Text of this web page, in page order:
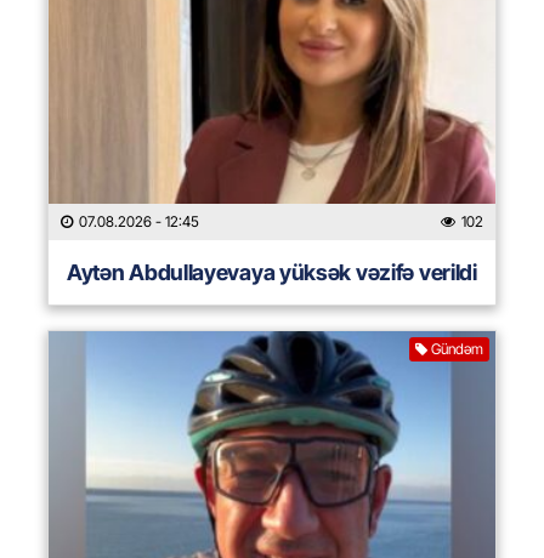
07.08.2026 - 12:45 102
Aytən Abdullayevaya yüksək vəzifə verildi
Gündəm